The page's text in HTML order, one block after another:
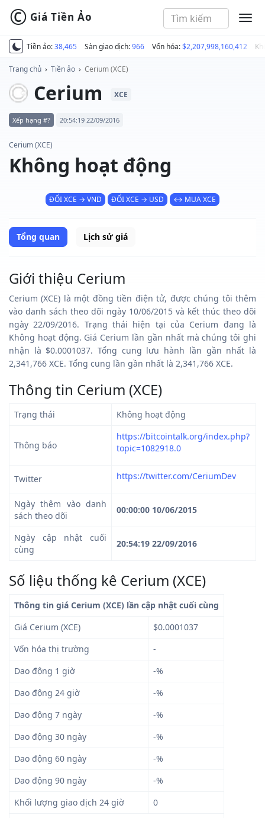
Tiền ảo:38,465 Sàn giao dịch:966 Vốn hóa:$2,207,998,160,412
© Giá Tiền Ảo
Trang chủ › Tiền ảo › Cerium (XCE)
Cerium XCE
Xếp hạng #? 20:54:19 22/09/2016
Cerium (XCE)
Không hoạt động
ĐỔI XCE → VND ĐỔI XCE → USD ↔ MUA XCE
Tổng quan Lịch sử giá
Giới thiệu Cerium
Cerium (XCE) là một đồng tiền điện tử, được chúng tôi thêm
vào danh sách theo dõi ngày 10/06/2015 và kết thúc theo dõi
ngày 22/09/2016. Trạng thái hiện tại của Cerium đang là
Không hoạt động. Giá Cerium lần gần nhất mà chúng tôi ghi
nhận là $0.0001037. Tổng cung lưu hành lần gần nhất là
2,341,766 XCE. Tổng cung lần gần nhất là 2,341,766 XCE.
Thông tin Cerium (XCE)
Trạng thái Không hoạt động
Thông báo
https://bitcointalk.org/index.php?
topic=1082918.0
Twitter https://twitter.com/CeriumDev
Ngày thêm vào danh
sách theo dõi
00:00:00 10/06/2015
Ngày cập nhật cuối
cùng
20:54:19 22/09/2016
Số liệu thống kê Cerium (XCE)
Thông tin giá Cerium (XCE) lần cập nhật cuối cùng
Giá Cerium (XCE)
$0.0001037
Vốn hóa thị trường
-
Dao động 1 giờ
-%
Dao động 24 giờ
-%
Dao động 7 ngày
-%
Dao động 30 ngày
-%
Dao động 60 ngày
-%
Dao động 90 ngày
-%
Khối lượng giao dịch 24 giờ
0